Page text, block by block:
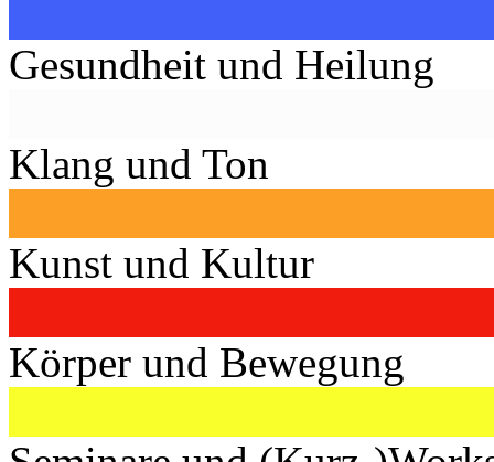
Gesundheit und Heilung
Klang und Ton
Kunst und Kultur
Körper und Bewegung